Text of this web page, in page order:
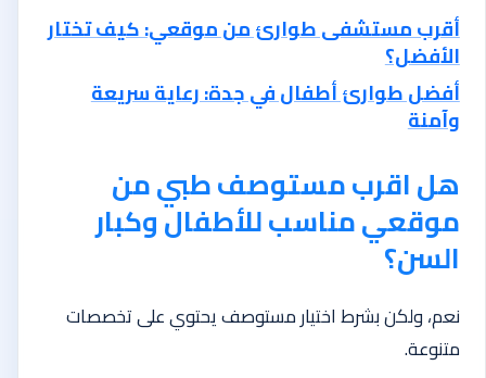
أقرب مستشفى طوارئ من موقعي: كيف تختار
الأفضل؟
أفضل طوارئ أطفال في جدة: رعاية سريعة
وآمنة
هل اقرب مستوصف طبي من
موقعي مناسب للأطفال وكبار
السن؟
نعم، ولكن بشرط اختيار مستوصف يحتوي على تخصصات
متنوعة.